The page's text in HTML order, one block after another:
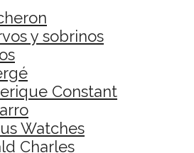
y sobrinos
Constant
Watches
Charles